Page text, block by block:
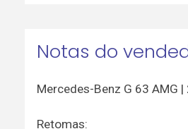
Notas do
Mercedes-Benz G 63 AMG
Retomas: